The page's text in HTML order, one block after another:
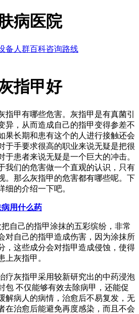
病医院
备 人群百科咨询路线
指甲好
指甲有哪些危害。灰指甲是有真菌引
异，从而造成自己的指甲变得参差不
果长期和患有这个的人进行接触还会
于手要求很高的职业来说无疑是把很
于患者来说无疑是一个巨大的冲击。
我们的危害做一个直观的认识，只有
。那么灰指甲的危害都有哪些呢。下
细的介绍一下吧。
用什么药
自己的指甲涂抹的五彩缤纷，非常
对自己的指甲造成伤害，因为涂抹所
，这些成分会对指甲造成侵蚀，使得
上灰指甲。
疗灰指甲采用较新研究出的中药浸泡
包 不仅能够有效去除病甲，还能促
解病人的病情，治愈后不易复发，无
在治愈后能避免再度感染，而且不会